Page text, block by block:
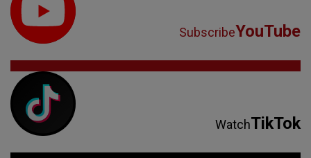
SubscribeYouTube
WatchTikTok